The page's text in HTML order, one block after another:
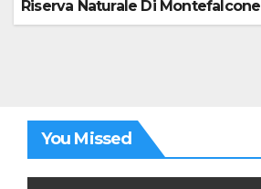
Riserva Naturale Di Montefalcone
You Missed